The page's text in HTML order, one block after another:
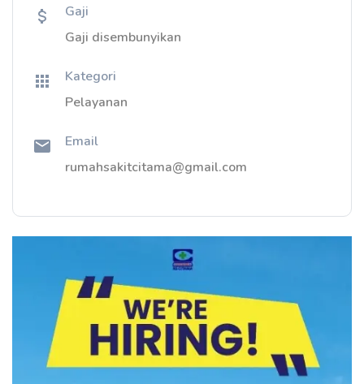
Gaji
Gaji disembunyikan
Kategori
Pelayanan
Email
rumahsakitcitama@gmail.com